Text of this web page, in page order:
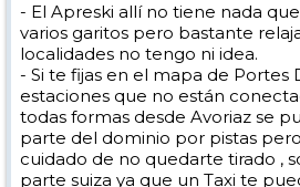
- El Apreski allí no tiene nada
varios garitos pero bastante
localidades no tengo ni idea.
- Si te fijas en el mapa de Portes
estaciones que no están
todas formas desde Avoriaz se
parte del dominio por pistas
cuidado de no quedarte tirado ,
parte suiza ya que un Taxi te